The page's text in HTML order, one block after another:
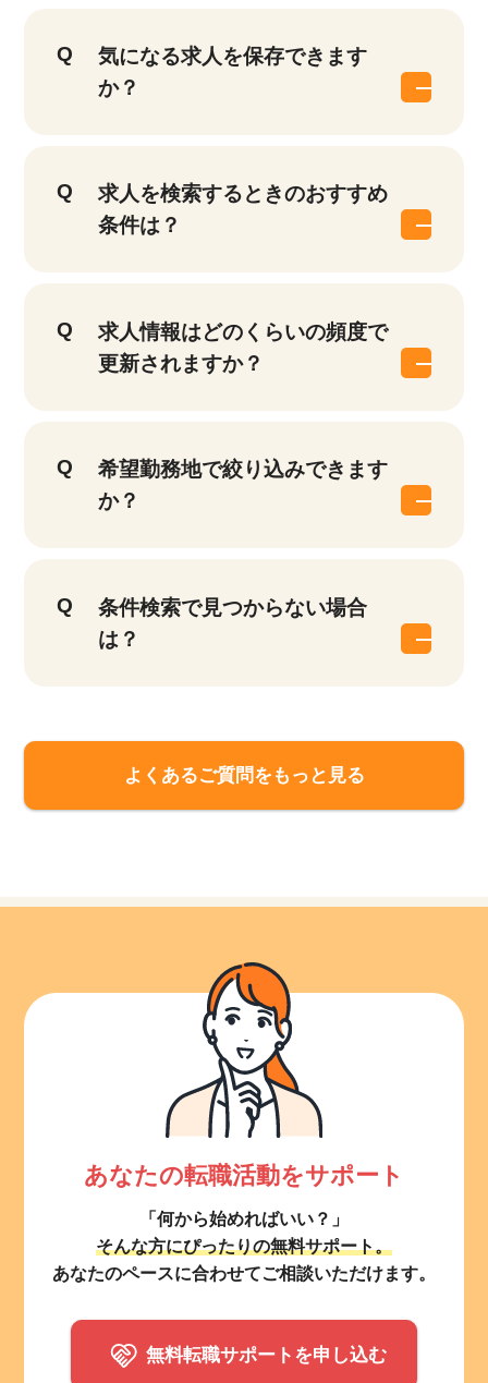
気になる求人を保存できます
か？
求人を検索するときのおすすめ
条件は？
求人情報はどのくらいの頻度で
更新されますか？
希望勤務地で絞り込みできます
か？
条件検索で見つからない場合
は？
よくあるご質問をもっと見る
あなたの転職活動をサポート
「何から始めればいい？」
そんな方にぴったりの無料サポート。
あなたのペースに合わせてご相談いただけます。
無料転職サポートを申し込む